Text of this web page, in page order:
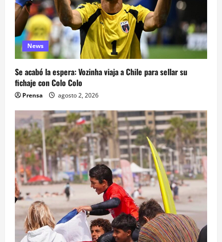
News
Se acabó la espera: Vozinha viaja a Chile para sellar su
fichaje con Colo Colo
Prensa agosto 2, 2026